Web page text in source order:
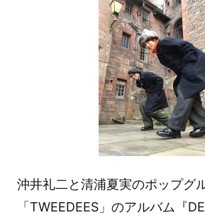
沖井礼二と清浦夏実のポップグ
「TWEEDEES」のアルバム『